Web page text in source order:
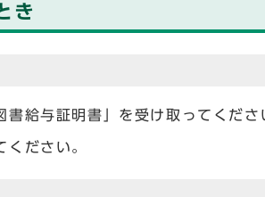
き
給与証明書」を受け取ってくださ
ださい。